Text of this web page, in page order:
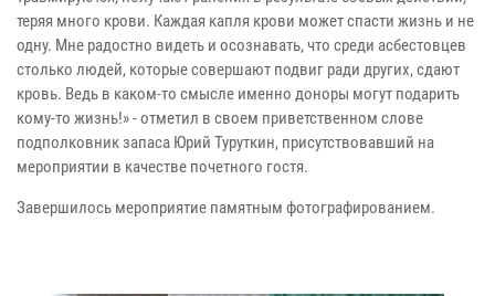
теряя много крови. Каждая капля крови может спасти жизнь и не
одну. Мне радостно видеть и осознавать, что среди асбестовцев
столько людей, которые совершают подвиг ради других, сдают
кровь. Ведь в каком-то смысле именно доноры могут подарить
кому-то жизнь!» - отметил в своем приветственном слове
подполковник запаса Юрий Туруткин, присутствовавший на
мероприятии в качестве почетного гостя.
Завершилось мероприятие памятным фотографированием.